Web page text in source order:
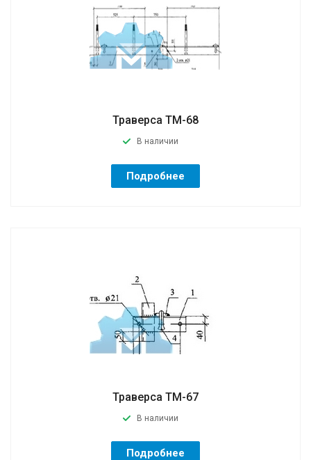
Траверса ТМ-68
В наличии
Подробнее
Траверса ТМ-67
В наличии
Подробнее